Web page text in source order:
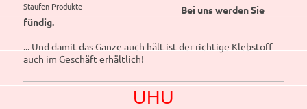
Staufen-Produkte
Bei uns werden Sie
fündig.
... Und damit das Ganze auch hält ist der richtige Klebstoff
auch im Geschäft erhältlich!
UHU